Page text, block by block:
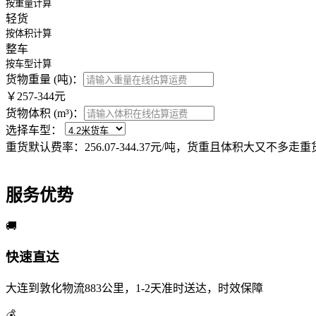
按重量计算
轻货
按体积计算
整车
按车型计算
货物重量 (吨)：
￥257-344元
货物体积 (m³)：
选择车型：
重货默认费率：256.07-344.37元/吨，货重且体积大又不多走重
服务优势
🚚
快速直达
大连到敦化物流883公里，1-2天准时送达，时效保障